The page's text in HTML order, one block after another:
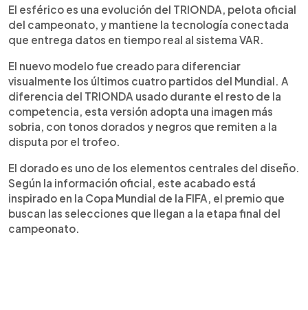
Adidas para apoyar al arbitraje durante los
partidos decisivos.
El esférico es una evolución del TRIONDA, pelota oficial
del campeonato, y mantiene la tecnología conectada
que entrega datos en tiempo real al sistema VAR.
El nuevo modelo fue creado para diferenciar
visualmente los últimos cuatro partidos del Mundial. A
diferencia del TRIONDA usado durante el resto de la
competencia, esta versión adopta una imagen más
sobria, con tonos dorados y negros que remiten a la
disputa por el trofeo.
El dorado es uno de los elementos centrales del diseño.
Según la información oficial, este acabado está
inspirado en la Copa Mundial de la FIFA, el premio que
buscan las selecciones que llegan a la etapa final del
campeonato.